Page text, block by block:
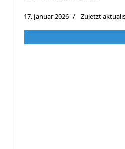
17. Januar 2026 Zuletzt